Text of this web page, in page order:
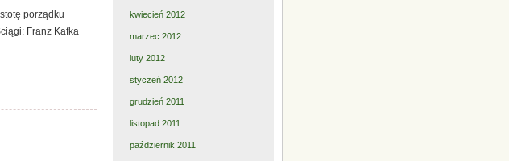
porządku
Franz Kafka
kwiecień 2012
marzec 2012
luty 2012
styczeń 2012
grudzień 2011
listopad 2011
październik 2011